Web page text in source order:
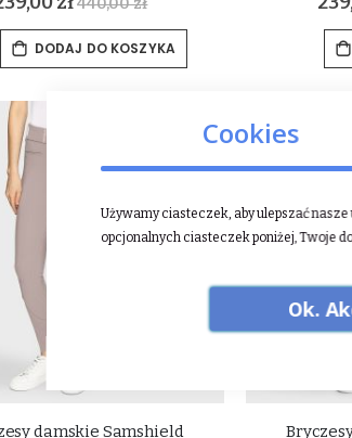
440,00 zł
DODAJ DO KOSZYKA
damskie Samshield
Cookies
Używamy ciasteczek, aby ulepszać
opcjonalnych ciasteczek poniżej, Twoje
Ok.